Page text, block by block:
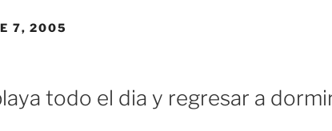
7, 2005
todo el dia y regresar a